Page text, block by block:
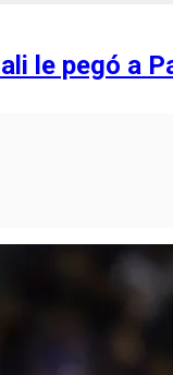
le pegó a